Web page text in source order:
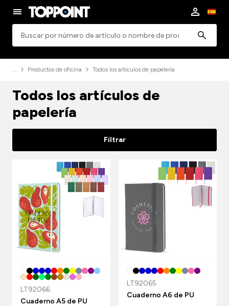
Productos de oficina Todos los artículos de papelería
Todos los artículos de
papelería
Filtrar
LT92066
Cuaderno A5 de PU
LT92065
Cuaderno A6 de PU